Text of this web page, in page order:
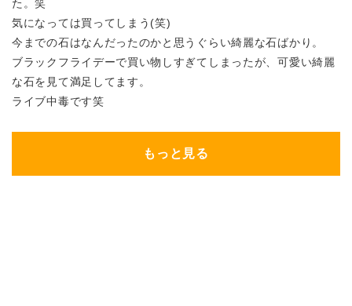
た。笑
気になっては買ってしまう(笑)
今までの石はなんだったのかと思うぐらい綺麗な石ばかり。
ブラックフライデーで買い物しすぎてしまったが、可愛い綺麗
な石を見て満足してます。
ライブ中毒です笑
もっと見る